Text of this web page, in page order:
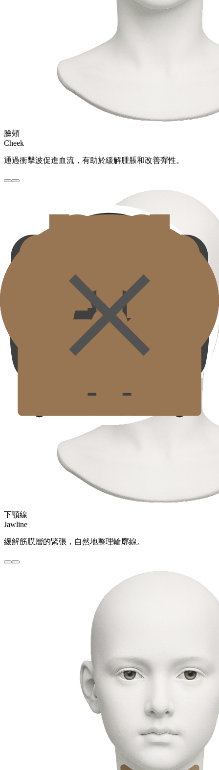
臉頰
Cheek
通過衝擊波促進血流，有助於緩解腫脹和改善彈性。
下顎線
Jawline
緩解筋膜層的緊張，自然地整理輪廓線。